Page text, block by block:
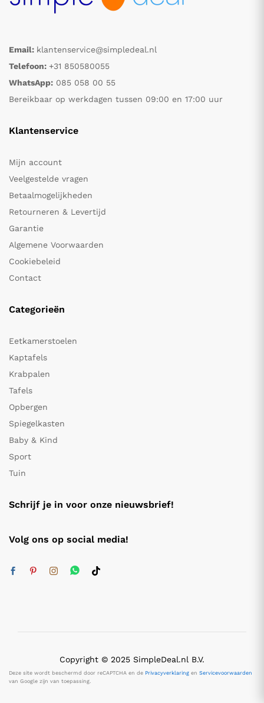
Email: klantenservice@simpledeal.nl
Telefoon: +31 850580055
WhatsApp: 085 058 00 55
Bereikbaar op werkdagen tussen 09:00 en 17:00 uur
Klantenservice
Mijn account
Veelgestelde vragen
Betaalmogelijkheden
Retourneren & Levertijd
Garantie
Algemene Voorwaarden
Cookiebeleid
Contact
Categorieën
Eetkamerstoelen
Kaptafels
Krabpalen
Tafels
Opbergen
Spiegelkasten
Baby & Kind
Sport
Tuin
Schrijf je in voor onze nieuwsbrief!
Volg ons op social media!
Copyright © 2025 SimpleDeal.nl B.V.
Deze site wordt beschermd door reCAPTCHA en de Privacyverklaring en Servicevoorwaarden
van Google zijn van toepassing.